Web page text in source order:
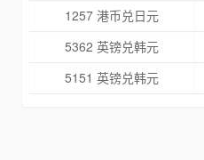
1257 港币兑日元
5362 英镑兑韩元
5151 英镑兑韩元